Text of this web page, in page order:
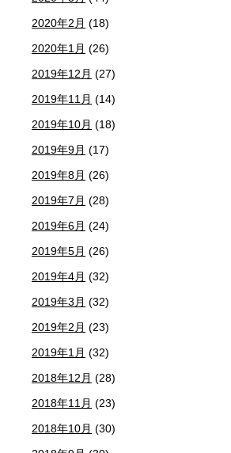
2020年2月 (18)
2020年1月 (26)
2019年12月 (27)
2019年11月 (14)
2019年10月 (18)
2019年9月 (17)
2019年8月 (26)
2019年7月 (28)
2019年6月 (24)
2019年5月 (26)
2019年4月 (32)
2019年3月 (32)
2019年2月 (23)
2019年1月 (32)
2018年12月 (28)
2018年11月 (23)
2018年10月 (30)